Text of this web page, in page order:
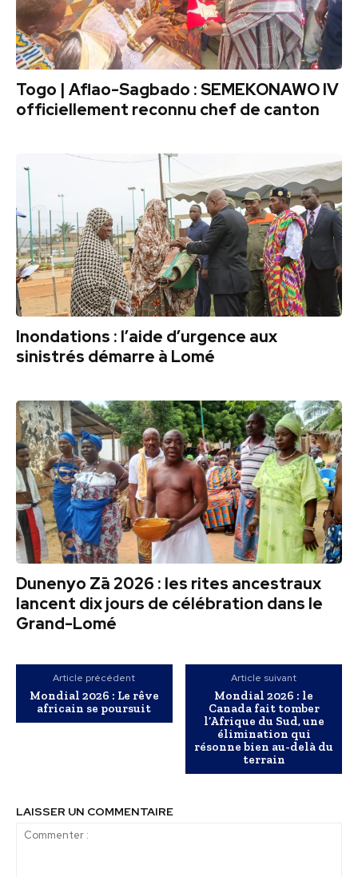
Togo | Aflao-Sagbado : SEMEKONAWO IV
officiellement reconnu chef de canton
Inondations : l’aide d’urgence aux
sinistrés démarre à Lomé
Dunenyo Zā 2026 : les rites ancestraux
lancent dix jours de célébration dans le
Grand-Lomé
Article précédent
Mondial 2026 : Le rêve
africain se poursuit
Article suivant
Mondial 2026 : le
Canada fait tomber
l’Afrique du Sud, une
élimination qui
résonne bien au-delà du
terrain
LAISSER UN COMMENTAIRE